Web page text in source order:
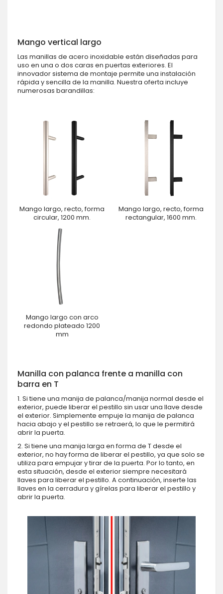
Mango vertical largo
Las manillas de acero inoxidable están diseñadas para
uso en una o dos caras en puertas exteriores. El
innovador sistema de montaje permite una instalación
rápida y sencilla de la manilla. Nuestra oferta incluye
numerosas barandillas:
Mango largo, recto, forma
circular, 1200 mm.
Mango largo, recto, forma
rectangular, 1600 mm.
Mango largo con arco
redondo plateado 1200
mm
Manilla con palanca frente a manilla con
barra en T
1. Si tiene una manija de palanca/manija normal desde el
exterior, puede liberar el pestillo sin usar una llave desde
el exterior. Simplemente empuje la manija de palanca
hacia abajo y el pestillo se retraerá, lo que le permitirá
abrir la puerta.
2. Si tiene una manija larga en forma de T desde el
exterior, no hay forma de liberar el pestillo, ya que solo se
utiliza para empujar y tirar de la puerta. Por lo tanto, en
esta situación, desde el exterior siempre necesitará
llaves para liberar el pestillo. A continuación, inserte las
llaves en la cerradura y gírelas para liberar el pestillo y
abrir la puerta.